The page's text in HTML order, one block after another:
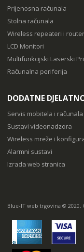
Prijenosna računala
Stolna računala
Wireless repeateri i
LCD Monitori
Multifunkcijski Laserski
Računalna periferija
DODATNE
Servis mobitela i računala
Sustavi videonadzora
Wireless mreže i
Alarmni sustavi
Izrada web stranica
Blue-IT web trgovina © 2020.